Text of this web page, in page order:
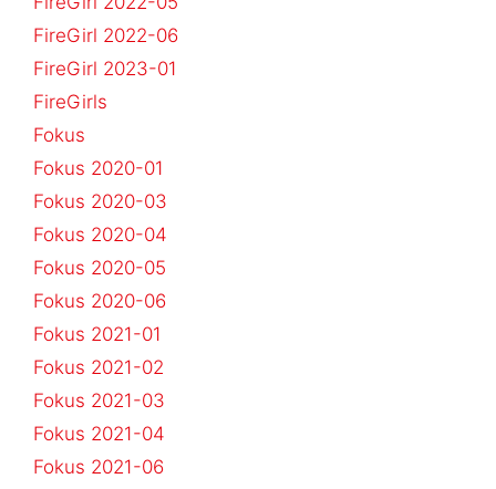
FireGirl 2022-06
FireGirl 2023-01
FireGirls
Fokus
Fokus 2020-01
Fokus 2020-03
Fokus 2020-04
Fokus 2020-05
Fokus 2020-06
Fokus 2021-01
Fokus 2021-02
Fokus 2021-03
Fokus 2021-04
Fokus 2021-06